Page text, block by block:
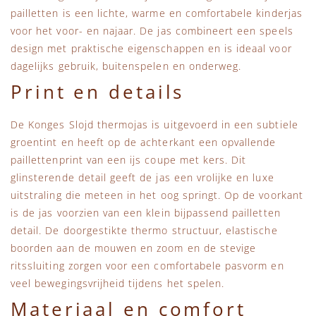
pailletten is een lichte, warme en comfortabele kinderjas
voor het voor- en najaar. De jas combineert een speels
design met praktische eigenschappen en is ideaal voor
dagelijks gebruik, buitenspelen en onderweg.
Print en details
De Konges Slojd thermojas is uitgevoerd in een subtiele
groentint en heeft op de achterkant een opvallende
paillettenprint van een ijs coupe met kers. Dit
glinsterende detail geeft de jas een vrolijke en luxe
uitstraling die meteen in het oog springt. Op de voorkant
is de jas voorzien van een klein bijpassend pailletten
detail. De doorgestikte thermo structuur, elastische
boorden aan de mouwen en zoom en de stevige
ritssluiting zorgen voor een comfortabele pasvorm en
veel bewegingsvrijheid tijdens het spelen.
Materiaal en comfort